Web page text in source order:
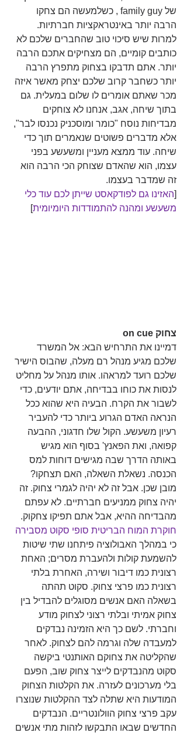
של family guy , כשלמעשה הם צחקו
הרבה יותר באינטראקציות חברתיות.
למרות שיש סיכוי טוב שהחברים שלכם לא
כותבים קומיים, הם מצחיקים אתכם הרבה
יותר. אתם תדבקו בצחוק מתפרץ הרבה
יותר כשחבר קרוב שלכם יצחק מאשר איזה
מכר שאתם אומרים לו שלום במעלית. גם
בתוך שיחה, אגב, אנחנו לא צוחקים
מבדיחות נוסח "כומר ומוסכניק נכנסו לבר",
אלא מדברים פשוטים שנאמרים תוך כדי
שיחה. עוד ממצא מעניין ומשעשע בפני
עצמו, הוא שהאדם שצוחק הכי הרבה הוא
זה שמדבר בעצמו.
[האזינו גם לפודקאסט שייתן לכם עוד כלי
משעשע ומהנה להתמודדות היומיומית]
צחוק on cue
דמיינו את התרחיש הבא: אל המשרד
שלכם מגיע מנהל רם מעלה, שהבוס הישיר
שלכם רועד למראהו. אותו מנהל על מחליט
לנסות את כוחו בבדיחה, אתם יודעים, כדי
לשבור את הקרח. הבעיה היא שהוא ככל
הנראה האדם הגרוע ביותר כדי להעביר
רעיון משעשע. הקול שלו חדגוני, ההבעה
קפואה, ואת הפאנץ' בסוף הוא מגיש
באותה הדרך שבה מגישים דוחות למס
הכנסה. נשאלת השאלה, האם תצחקו?
מובן שכן. אבל זה לא יהיה לגמרי צחוק. זה
יהיה צחוק ממניעים חברתיים. לא עפתם
מהבדיחה ההיא, אבל אתם תפיקו צחקוק.
חוקרת המוח הבריטית סופי סקוט מסבירה
כי במהלך האבולוציה פיתחנו שתי שיטות
להשמעת קולות ולהעברת מסרים; האחת
רצונית כמו דיבור ושירה, האחרת בלתי
רצונית כמו פרצי צחוק. סקוט תהתה
בשאלה האם אנשים מסוגלים להבדיל בין
צחוק אמיתי ובלתי רצוני לצחוק מודע
וחברתי. לשם כך היא הזמינה נבדקים
למעבדה שלה וגרמה להם לצחוק. לאחר
שהקליטה את צחוקם האותנטי ביקשה
סקוט מהנבדקים לייצר צחוק שוב, הפעם
בלי מערכונים לעזרה. את הקלטות הצחוק
המודעות היא שתלה לצד ההקלטות שנוצרו
עקב פרצי צחוק הוולונטריים. הנבדקים
החדשים שבאו התבקשו לזהות מתי אנשים